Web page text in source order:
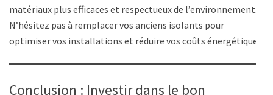
matériaux plus efficaces et respectueux de l’environnement.
N’hésitez pas à remplacer vos anciens isolants pour
optimiser vos installations et réduire vos coûts énergétiques.
Conclusion : Investir dans le bon